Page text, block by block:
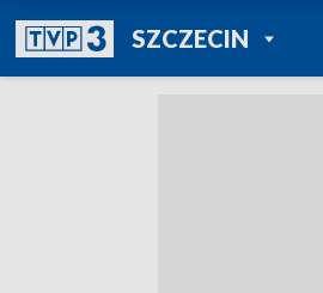
SZCZECINPOWRÓT DO
TVP REGIONY